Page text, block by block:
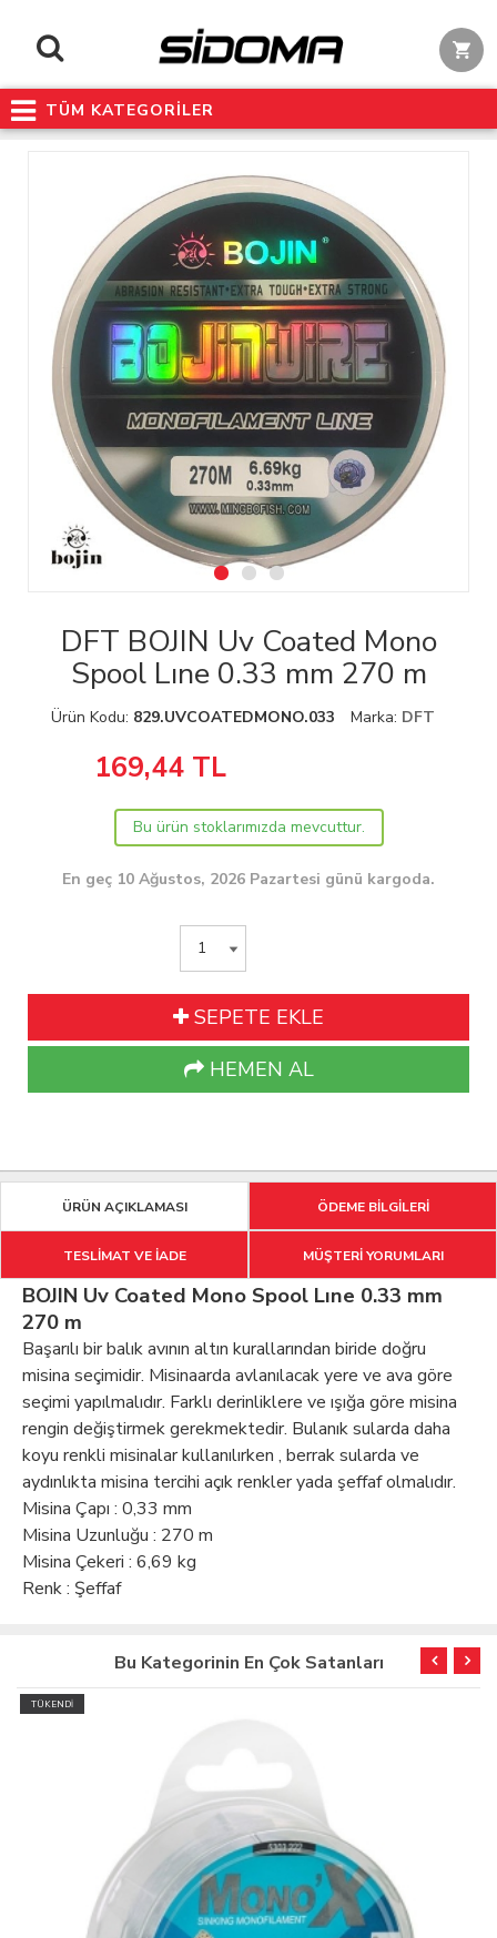
TÜM KATEGORİLER
DFT BOJIN Uv Coated Mono
Spool Lıne 0.33 mm 270 m
Ürün Kodu: 829.UVCOATEDMONO.033 Marka: DFT
169,44TL
Bu ürün stoklarımızda mevcuttur.
En geç 10 Ağustos, 2026 Pazartesi günü kargoda.
SEPETE EKLE
HEMEN AL
ÜRÜN AÇIKLAMASI ÖDEME BİLGİLERİ
TESLİMAT VE İADE MÜŞTERİ YORUMLARI
BOJIN Uv Coated Mono Spool Lıne 0.33 mm
270 m
Başarılı bir balık avının altın kurallarından biride doğru
misina seçimidir. Misinaarda avlanılacak yere ve ava göre
seçimi yapılmalıdır. Farklı derinliklere ve ışığa göre misina
rengin değiştirmek gerekmektedir. Bulanık sularda daha
koyu renkli misinalar kullanılırken , berrak sularda ve
aydınlıkta misina tercihi açık renkler yada şeffaf olmalıdır.
Misina Çapı : 0,33 mm
Misina Uzunluğu : 270 m
Misina Çekeri : 6,69 kg
Renk : Şeffaf
Bu Kategorinin En Çok Satanları
TÜKENDİ